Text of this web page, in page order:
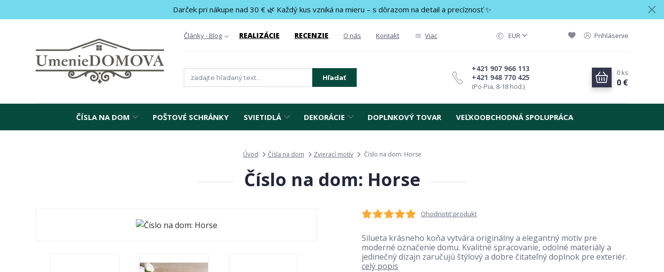
Darček pri nákupe nad 30 € 🌿 Každý kus vzniká na mieru – s dôrazom na detail a precíznosť ✨
Články - Blog REALIZÁCIE RECENZIE O nás Kontakt Viac EUR Prihlásenie
Hľadať +421 948 770 425
+421 907 966 113
(Po-Pia, 8-18 hod.)
0 ks
0 €
ČÍSLA NA DOM POŠTOVÉ SCHRÁNKY SVIETIDLÁ DEKORÁCIE DOPLNKOVÝ TOVAR VEĽKOOBCHODNÁ SPOLUPRÁCA
Úvod Čísla na dom Zvierací motív Číslo na dom: Horse
Číslo na dom: Horse
Ohodnotiť produkt
Silueta krásneho koňa vytvára originálny a elegantný motív pre
moderné označenie domu. Kvalitné spracovanie, odolné materiály a
jedinečný dizajn zaručujú štýlový a dobre čitateľný doplnok pre exteriér.
celý popis